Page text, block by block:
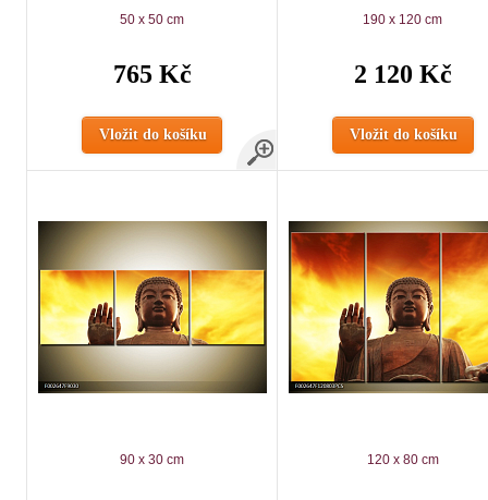
50 x 50 cm
765 Kč
Vložit do košíku
190 x 120 cm
2 120 Kč
Vložit do košíku
90 x 30 cm 120 x 80 cm